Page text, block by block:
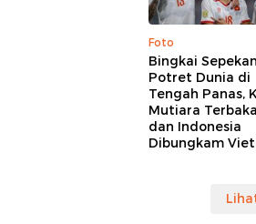
Foto
Bingkai
Potret Dunia di
Tengah Panas,
Mutiara
dan Indonesia
Dibungkam